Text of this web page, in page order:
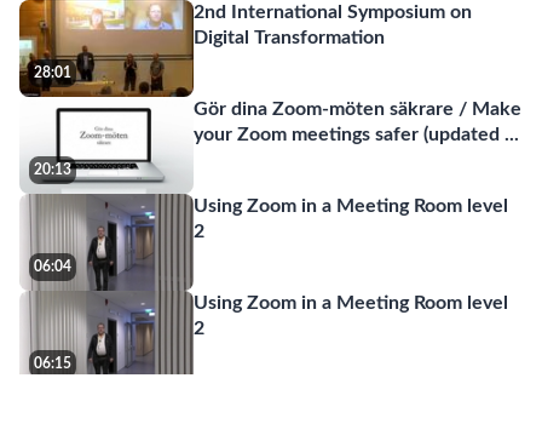
28:01
2nd International Symposium on
Digital Transformation
20:13
Gör dina Zoom-möten säkrare / Make
your Zoom meetings safer (updated ...
06:04
Using Zoom in a Meeting Room level
2
06:15
Using Zoom in a Meeting Room level
2